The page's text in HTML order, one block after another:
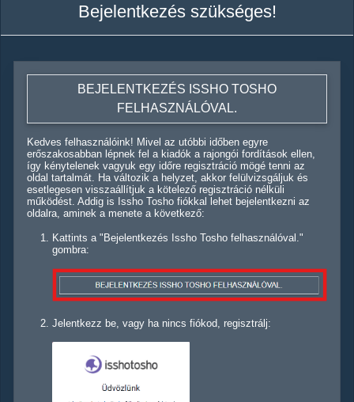
Bejelentkezés szükséges!
BEJELENTKEZÉS ISSHO TOSHO
FELHASZNÁLÓVAL.
Kedves felhasználóink! Mivel az utóbbi időben egyre
erőszakosabban lépnek fel a kiadók a rajongói fordítások ellen,
így kénytelenek vagyuk egy időre regisztráció mögé tenni az
oldal tartalmát. Ha változik a helyzet, akkor felülvizsgáljuk és
esetlegesen visszaállítjuk a kötelező regisztráció nélküli
működést. Addig is Issho Tosho fiókkal lehet bejelentkezni az
oldalra, aminek a menete a következő:
Kattints a "Bejelentkezés Issho Tosho felhasználóval."
gombra:
Jelentkezz be, vagy ha nincs fiókod, regisztrálj: